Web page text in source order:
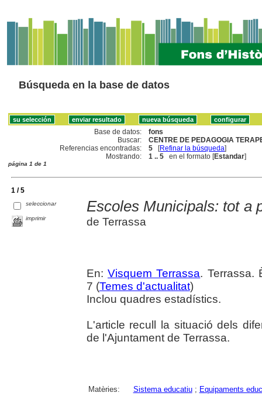
Búsqueda en la base de datos
Base de datos:
fons
Buscar:
CENTRE DE PEDAGOGIA
Referencias encontradas:
5 [Refinar la búsqueda]
Mostrando:
1 .. 5 en el formato [Estandar]
página 1 de 1
1 / 5
seleccionar
imprimir
Escoles Municipals: tot a
de Terrassa
En: Visquem Terrassa. Terrassa.
7 (Temes d'actualitat)
Inclou quadres estadístics.
L'article recull la situació dels
de l'Ajuntament de Terrassa.
Matèries: Sistema educatiu; Equipaments